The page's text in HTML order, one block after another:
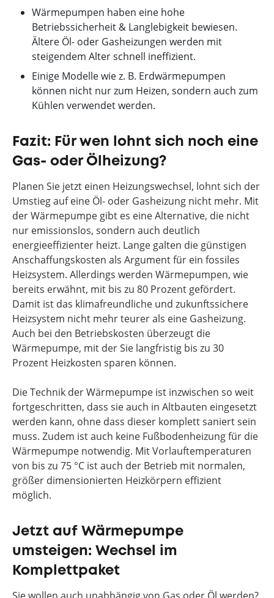
Wärmepumpen haben eine hohe
Betriebssicherheit & Langlebigkeit bewiesen.
Ältere Öl- oder Gasheizungen werden mit
steigendem Alter schnell ineffizient.
Einige Modelle wie z. B. Erdwärmepumpen
können nicht nur zum Heizen, sondern auch zum
Kühlen verwendet werden.
Fazit: Für wen lohnt sich noch eine
Gas- oder Ölheizung?
Planen Sie jetzt einen Heizungswechsel, lohnt sich der
Umstieg auf eine Öl- oder Gasheizung nicht mehr. Mit
der Wärmepumpe gibt es eine Alternative, die nicht
nur emissionslos, sondern auch deutlich
energieeffizienter heizt. Lange galten die günstigen
Anschaffungskosten als Argument für ein fossiles
Heizsystem. Allerdings werden Wärmepumpen, wie
bereits erwähnt, mit bis zu 80 Prozent gefördert.
Damit ist das klimafreundliche und zukunftssichere
Heizsystem nicht mehr teurer als eine Gasheizung.
Auch bei den Betriebskosten überzeugt die
Wärmepumpe, mit der Sie langfristig bis zu 30
Prozent Heizkosten sparen können.
Die Technik der Wärmepumpe ist inzwischen so weit
fortgeschritten, dass sie auch in Altbauten eingesetzt
werden kann, ohne dass dieser komplett saniert sein
muss. Zudem ist auch keine Fußbodenheizung für die
Wärmepumpe notwendig. Mit Vorlauftemperaturen
von bis zu 75 °C ist auch der Betrieb mit normalen,
größer dimensionierten Heizkörpern effizient
möglich.
Jetzt auf Wärmepumpe
umsteigen: Wechsel im
Komplettpaket